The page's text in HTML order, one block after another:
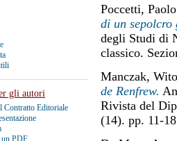
gli autori
Contratto Editoriale
Poccetti, Paolo
di un
degli Studi di
classico.
Manczak,
de Renfrew.
Rivista del
(14). pp. 11-